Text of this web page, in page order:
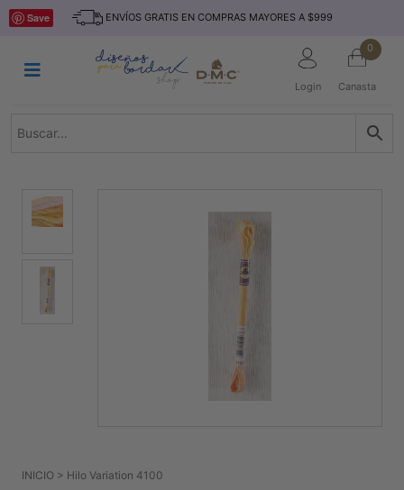
Saltar
ENVÍOS GRATIS EN COMPRAS MAYORES A $999
Login
0
Canasta
INICIO
TEJIDO
TELAS
MARCAS
NOVEDADES
Preguntas
Save
INICIO > Hilo Variation 4100